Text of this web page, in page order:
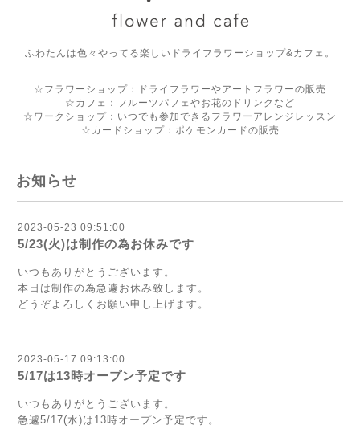
ふわたんは色々やってる楽しいドライフラワーショップ&カフェ。
☆フラワーショップ：ドライフラワーやアートフラワーの販売
☆カフェ：フルーツパフェやお花のドリンクなど
☆ワークショップ：いつでも参加できるフラワーアレンジレッスン
☆カードショップ：ポケモンカードの販売
お知らせ
2023-05-23 09:51:00
5/23(火)は制作の為お休みです
いつもありがとうございます。
本日は制作の為急遽お休み致します。
どうぞよろしくお願い申し上げます。
2023-05-17 09:13:00
5/17は13時オープン予定です
いつもありがとうございます。
急遽5/17(水)は13時オープン予定です。